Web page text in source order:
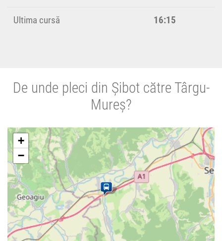
Ultima cursă 16:15
De unde pleci din Șibot către Târgu-
Mureș?
+
−